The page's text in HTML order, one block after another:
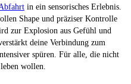
in ein sensorisches Erlebnis.
Shape und präziser Kontrolle
zur Explosion aus Gefühl und
deine Verbindung zum
spüren. Für alle, die nicht
wollen.